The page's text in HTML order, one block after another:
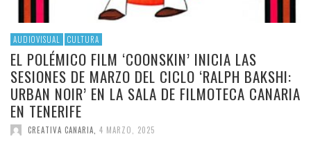
AUDIOVISUAL CULTURA
EL POLÉMICO FILM ‘COONSKIN’ INICIA LAS
SESIONES DE MARZO DEL CICLO ‘RALPH BAKSHI:
URBAN NOIR’ EN LA SALA DE FILMOTECA CANARIA
EN TENERIFE
CREATIVA CANARIA 4 MARZO, 2025